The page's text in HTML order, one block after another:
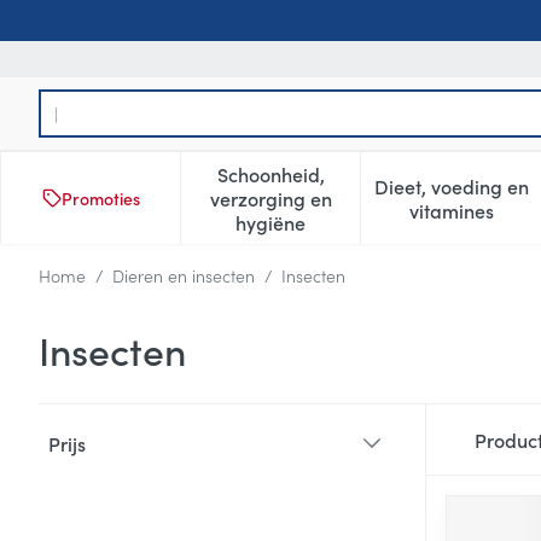
Product, merk, categorie...
Promoties
Schoonheid,
verzorging en
hygiëne
Toon submenu voor
Dieet, voeding en
vitamines
Toon
Home / Dieren en insecten / Insecten
Insecten
Prijs